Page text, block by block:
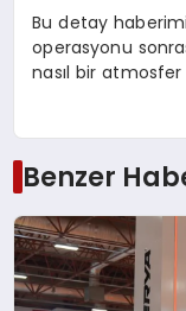
Bu detay
operasyonu
nasıl bir
Benzer